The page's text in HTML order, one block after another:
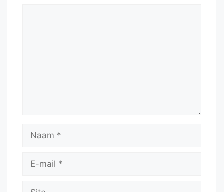
Naam
Site